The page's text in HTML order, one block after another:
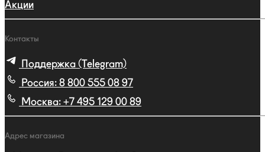
Акции
Контакты
Поддержка (Telegram)
Россия: 8 800 555 08 97
Москва: +7 495 129 00 89
Адрес магазина